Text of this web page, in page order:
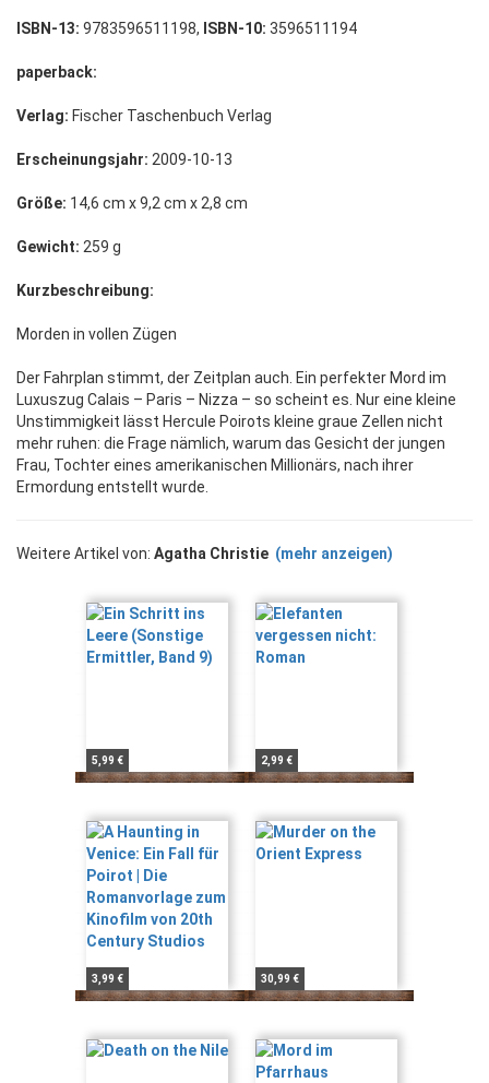
ISBN-13: 9783596511198, ISBN-10: 3596511194
paperback:
Verlag: Fischer Taschenbuch Verlag
Erscheinungsjahr: 2009-10-13
Größe: 14,6 cm x 9,2 cm x 2,8 cm
Gewicht: 259 g
Kurzbeschreibung:
Morden in vollen Zügen
Der Fahrplan stimmt, der Zeitplan auch. Ein perfekter Mord im
Luxuszug Calais – Paris – Nizza – so scheint es. Nur eine kleine
Unstimmigkeit lässt Hercule Poirots kleine graue Zellen nicht
mehr ruhen: die Frage nämlich, warum das Gesicht der jungen
Frau, Tochter eines amerikanischen Millionärs, nach ihrer
Ermordung entstellt wurde.
Weitere Artikel von: Agatha Christie (mehr anzeigen)
5,99 € 2,99 €
3,99 € 30,99 €